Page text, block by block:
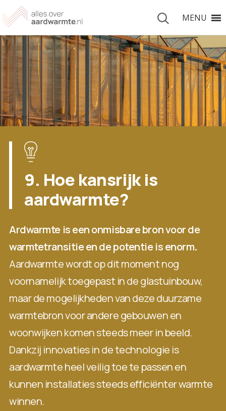
MENU
9. Hoe kansrijk is
aardwarmte?
Ardwarmte is een onmisbare bron voor de
warmtetransitie en de potentie is enorm.
Aardwarmte wordt op dit moment nog
voornamelijk toegepast in de glastuinbouw,
maar de mogelijkheden van deze duurzame
warmtebron voor andere gebouwen en
woonwijken komen steeds meer in beeld.
Dankzij innovaties in de technologie is
aardwarmte heel veilig toe te passen en
kunnen installaties steeds efficiënter warmte
winnen.